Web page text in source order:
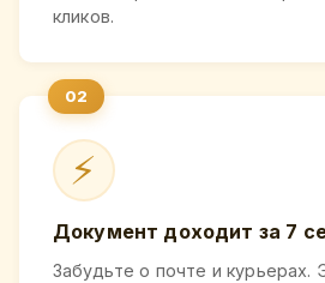
кликов.
⚡
Документ доходит за 7
Забудьте о почте и курьерах.